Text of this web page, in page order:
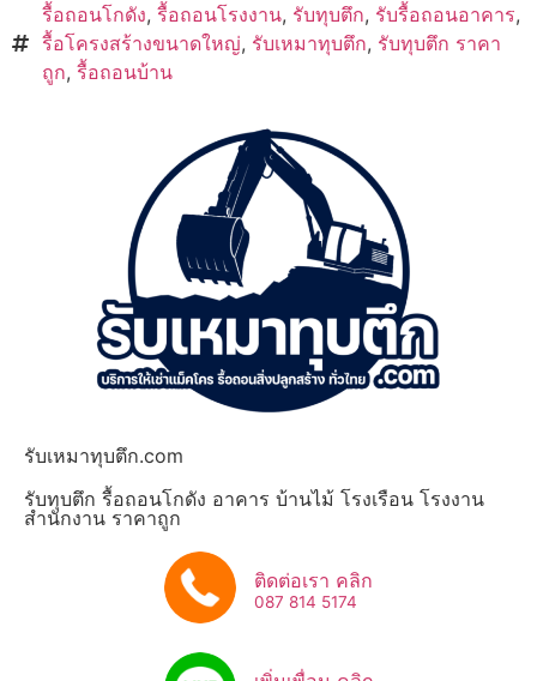
รื้อถอนโกดัง, รื้อถอนโรงงาน, รับทุบตึก, รับรื้อถอนอาคาร,
รื้อโครงสร้างขนาดใหญ่, รับเหมาทุบตึก, รับทุบตึก ราคา
ถูก, รื้อถอนบ้าน
รับเหมาทุบตึก.com
รับทุบตึก รื้อถอนโกดัง อาคาร บ้านไม้ โรงเรือน โรงงาน
สำนักงาน ราคาถูก
ติดต่อเรา คลิก
087 814 5174